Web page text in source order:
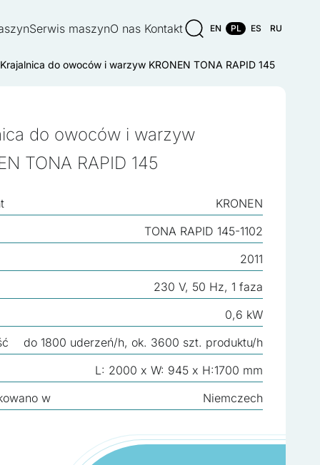
Serwis maszynO nas Kontakt EN PL ES RU
Krajalnica do owoców i warzyw KRONEN TONA RAPID 145
do owoców i warzyw
TONA RAPID 145
KRONEN
TONA RAPID 145-1102
2011
230 V, 50 Hz, 1 faza
0,6 kW
do 1800 uderzeń/h, ok. 3600 szt. produktu/h
L: 2000 x W: 945 x H:1700 mm
w
Niemczech